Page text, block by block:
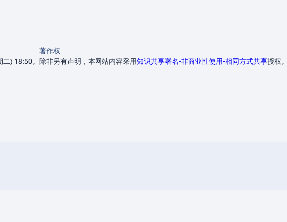
) 18:50。
著作权
除非另有声明，本网站内容采用知识共享署名-非商业性使用-相同方式共享授权。